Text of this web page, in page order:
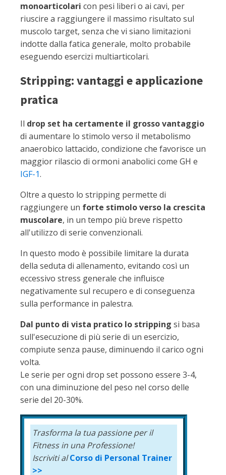
monoarticolari con pesi liberi o ai cavi, per
riuscire a raggiungere il massimo risultato sul
muscolo target, senza che vi siano limitazioni
indotte dalla fatica generale, molto probabile
eseguendo esercizi multiarticolari.
Stripping: vantaggi e applicazione
pratica
Il drop set ha certamente il grosso vantaggio
di aumentare lo stimolo verso il metabolismo
anaerobico lattacido, condizione che favorisce un
maggior rilascio di ormoni anabolici come GH e
IGF-1.
Oltre a questo lo stripping permette di
raggiungere un forte stimolo verso la crescita
muscolare, in un tempo più breve rispetto
all'utilizzo di serie convenzionali.
In questo modo è possibile limitare la durata
della seduta di allenamento, evitando così un
eccessivo stress generale che influisce
negativamente sul recupero e di conseguenza
sulla performance in palestra.
Dal punto di vista pratico lo stripping si basa
sull'esecuzione di più serie di un esercizio,
compiute senza pause, diminuendo il carico ogni
volta.
Le serie per ogni drop set possono essere 3-4,
con una diminuzione del peso nel corso delle
serie del 20-30%.
Trasforma la tua passione per il
Fitnessin una Professione!
Iscriviti al Corso di Personal Trainer
>>